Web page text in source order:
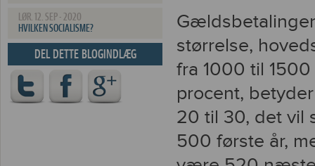
LØR. 12. SEP - 2020
HVILKEN SOCIALISME?
DEL DETTE BLOGINDLÆG
størrelse,
fra 1000 til
procent,
20 til 30, det vil
500 første år,